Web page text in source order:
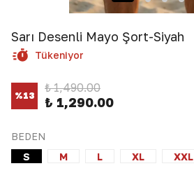
Sarı Desenli Mayo Şort-Siyah
Tükeniyor
%13
₺ 1,490.00
₺ 1,290.00
BEDEN
S
M L XL XXL